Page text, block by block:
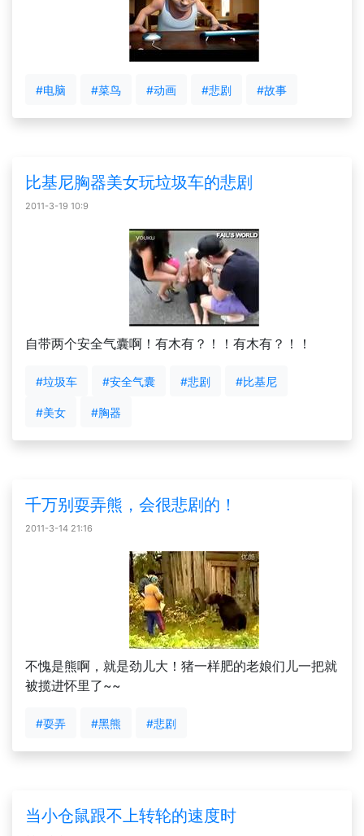
#电脑 #菜鸟 #动画 #悲剧 #故事
比基尼胸器美女玩垃圾车的悲剧
2011-3-19 10:9
自带两个安全气囊啊！有木有？！！有木有？！！
#垃圾车 #安全气囊 #悲剧 #比基尼
#美女 #胸器
千万别耍弄熊，会很悲剧的！
2011-3-14 21:16
不愧是熊啊，就是劲儿大！猪一样肥的老娘们儿一把就
被揽进怀里了~~
#耍弄 #黑熊 #悲剧
当小仓鼠跟不上转轮的速度时